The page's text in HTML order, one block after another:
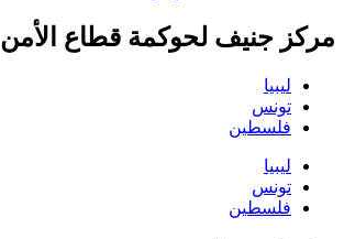
مركز جنيف لحوكمة قطاع الأمن
ليبيا
تونس
فلسطين
ليبيا
تونس
فلسطين